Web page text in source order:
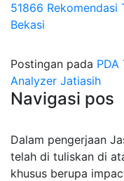
51866 Rekomendasi
Bekasi
Postingan pada PDA
Analyzer Jatiasih
Navigasi pos
Dalam pengerjaan
telah di tuliskan di
khusus berupa